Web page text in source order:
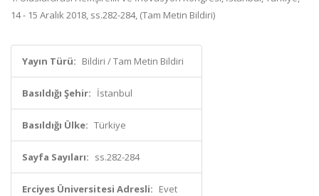
14 - 15 Aralık 2018, ss.282-284, (Tam Metin Bildiri)
Yayın Türü: Bildiri / Tam Metin Bildiri
Basıldığı Şehir: İstanbul
Basıldığı Ülke: Türkiye
Sayfa Sayıları: ss.282-284
Erciyes Üniversitesi Adresli: Evet